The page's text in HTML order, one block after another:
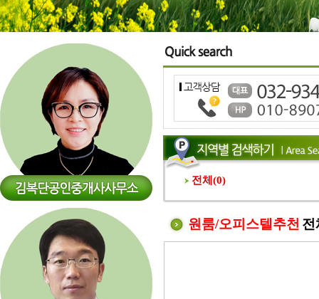
전체(0)
원룸/오피스텔추천 전